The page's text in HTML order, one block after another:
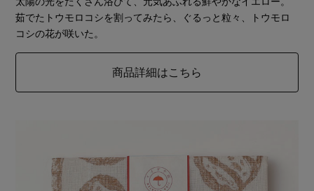
茹でたトウモロコシを割ってみたら、ぐるっと粒々、トウモロ
コシの花が咲いた。
商品詳細はこちら